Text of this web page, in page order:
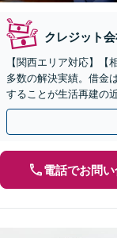
クレジット
【関西エリア対応】
多数の解決実績。借金
することが生活再建の
談を。
電話でお問